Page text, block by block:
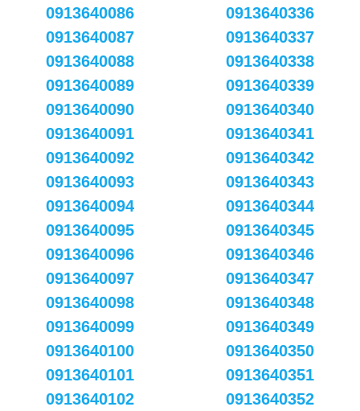
0913640086
0913640087
0913640088
0913640089
0913640090
0913640091
0913640092
0913640093
0913640094
0913640095
0913640096
0913640097
0913640098
0913640099
0913640100
0913640101
0913640102
0913640336
0913640337
0913640338
0913640339
0913640340
0913640341
0913640342
0913640343
0913640344
0913640345
0913640346
0913640347
0913640348
0913640349
0913640350
0913640351
0913640352